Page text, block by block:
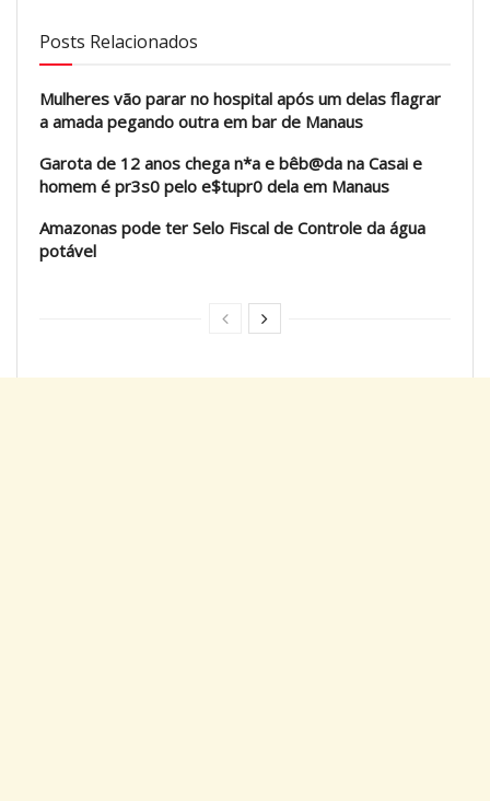
Posts Relacionados
Mulheres vão parar no hospital após um delas flagrar
a amada pegando outra em bar de Manaus
Garota de 12 anos chega n*a e bêb@da na Casai e
homem é pr3s0 pelo e$tupr0 dela em Manaus
Amazonas pode ter Selo Fiscal de Controle da água
potável